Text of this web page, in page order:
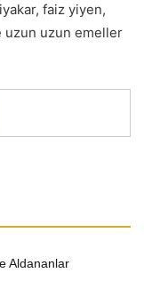
faiz yiyen,
uzun uzun emeller
Aldananlar